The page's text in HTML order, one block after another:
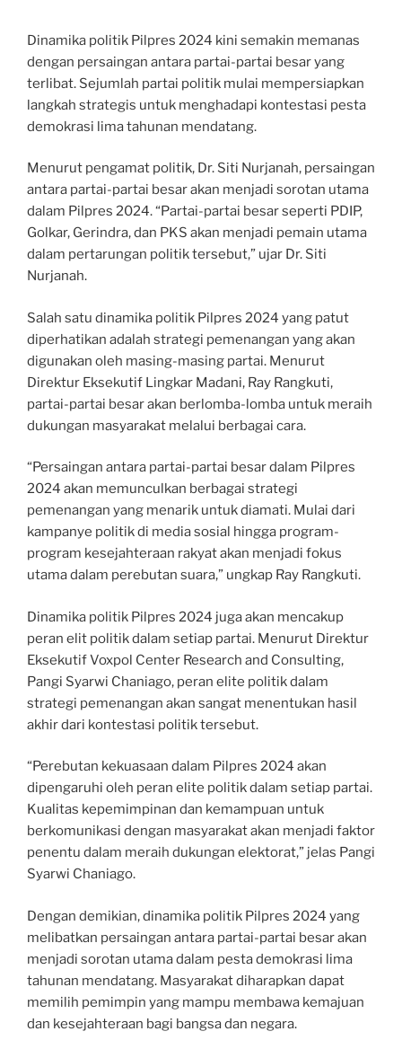
Dinamika politik Pilpres 2024 kini semakin memanas
dengan persaingan antara partai-partai besar yang
terlibat. Sejumlah partai politik mulai mempersiapkan
langkah strategis untuk menghadapi kontestasi pesta
demokrasi lima tahunan mendatang.
Menurut pengamat politik, Dr. Siti Nurjanah, persaingan
antara partai-partai besar akan menjadi sorotan utama
dalam Pilpres 2024. “Partai-partai besar seperti PDIP,
Golkar, Gerindra, dan PKS akan menjadi pemain utama
dalam pertarungan politik tersebut,” ujar Dr. Siti
Nurjanah.
Salah satu dinamika politik Pilpres 2024 yang patut
diperhatikan adalah strategi pemenangan yang akan
digunakan oleh masing-masing partai. Menurut
Direktur Eksekutif Lingkar Madani, Ray Rangkuti,
partai-partai besar akan berlomba-lomba untuk meraih
dukungan masyarakat melalui berbagai cara.
“Persaingan antara partai-partai besar dalam Pilpres
2024 akan memunculkan berbagai strategi
pemenangan yang menarik untuk diamati. Mulai dari
kampanye politik di media sosial hingga program-
program kesejahteraan rakyat akan menjadi fokus
utama dalam perebutan suara,” ungkap Ray Rangkuti.
Dinamika politik Pilpres 2024 juga akan mencakup
peran elit politik dalam setiap partai. Menurut Direktur
Eksekutif Voxpol Center Research and Consulting,
Pangi Syarwi Chaniago, peran elite politik dalam
strategi pemenangan akan sangat menentukan hasil
akhir dari kontestasi politik tersebut.
“Perebutan kekuasaan dalam Pilpres 2024 akan
dipengaruhi oleh peran elite politik dalam setiap partai.
Kualitas kepemimpinan dan kemampuan untuk
berkomunikasi dengan masyarakat akan menjadi faktor
penentu dalam meraih dukungan elektorat,” jelas Pangi
Syarwi Chaniago.
Dengan demikian, dinamika politik Pilpres 2024 yang
melibatkan persaingan antara partai-partai besar akan
menjadi sorotan utama dalam pesta demokrasi lima
tahunan mendatang. Masyarakat diharapkan dapat
memilih pemimpin yang mampu membawa kemajuan
dan kesejahteraan bagi bangsa dan negara.